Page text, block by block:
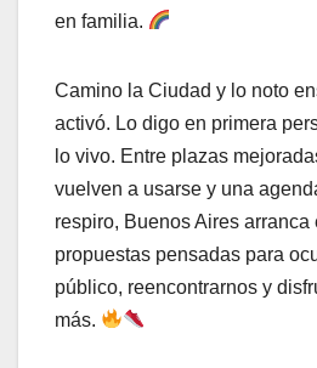
en familia.
Camino la Ciudad y lo noto
activó. Lo digo en primera
lo vivo. Entre plazas
vuelven a usarse y una
respiro, Buenos Aires arranca
propuestas pensadas para
público, reencontrarnos y
más.